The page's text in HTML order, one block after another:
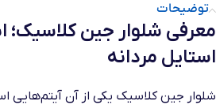
توضیحات
معرفی شلوار جین کلاسیک؛
استایل مردانه
شلوار جین کلاسیک یکی از آن آیتم‌هایی